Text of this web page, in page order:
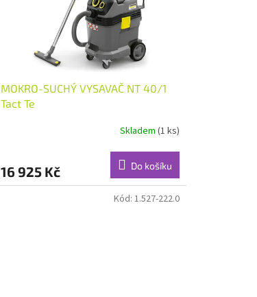
MOKRO-SUCHÝ VYSAVAČ NT 40/1
Tact Te
Skladem (1 ks)
16 925 Kč Do košíku
Kód: 1.527-222.0